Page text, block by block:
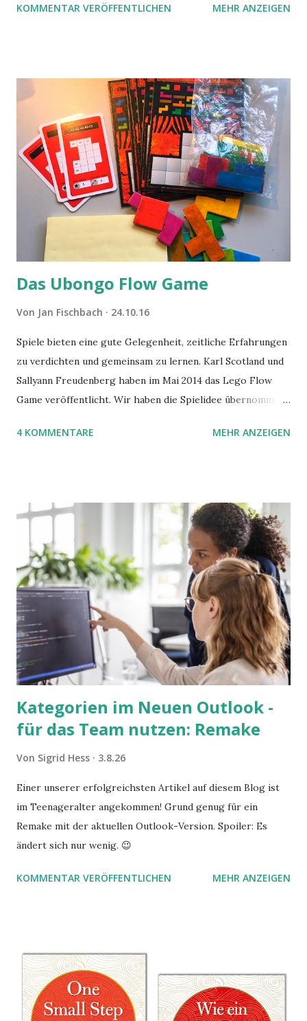
KOMMENTAR VERÖFFENTLICHEN MEHR ANZEIGEN
Das Ubongo Flow Game
Von Jan Fischbach 24.10.16
Spiele bieten eine gute Gelegenheit, zeitliche Erfahrungen
zu verdichten und gemeinsam zu lernen. Karl Scotland und
Sallyann Freudenberg haben im Mai 2014 das Lego Flow
Game veröffentlicht. Wir haben die Spielidee übernommen,
benutzen wir Material aus Grzegorz Rejchtmans Ubongo-
4 KOMMENTARE MEHR ANZEIGEN
Kategorien im Neuen Outlook -
für das Team nutzen: Remake
Von Sigrid Hess 3.8.26
Einer unserer erfolgreichsten Artikel auf diesem Blog ist
im Teenageralter angekommen! Grund genug für ein
Remake mit der aktuellen Outlook-Version. Spoiler: Es
ändert sich nur wenig. 😉
KOMMENTAR VERÖFFENTLICHEN MEHR ANZEIGEN